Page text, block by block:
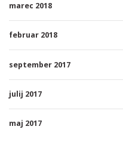
marec 2018
februar 2018
september 2017
julij 2017
maj 2017